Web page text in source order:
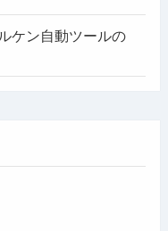
ケン自動ツールの